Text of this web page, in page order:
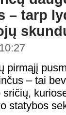
– tarp
pirmąjį
– tai
statybos